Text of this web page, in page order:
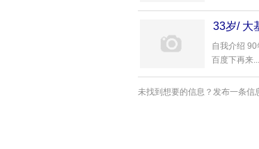
33岁/ 大
自我介绍
百度下再来
未找到想要的信息？发布一条信